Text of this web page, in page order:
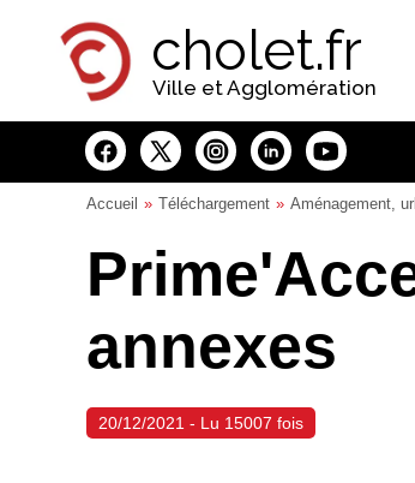
cholet.fr
Ville et Agglomération
Accueil Téléchargement Aménagement,
annexes
20/12/2021 - Lu 15007 fois